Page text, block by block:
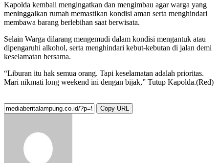
Kapolda kembali mengingatkan dan mengimbau agar warga yang
meninggalkan rumah memastikan kondisi aman serta menghindari
membawa barang berlebihan saat berwisata.
Selain Warga dilarang mengemudi dalam kondisi mengantuk atau
dipengaruhi alkohol, serta menghindari kebut-kebutan di jalan demi
keselamatan bersama.
“Liburan itu hak semua orang. Tapi keselamatan adalah prioritas.
Mari nikmati long weekend ini dengan bijak,” Tutup Kapolda.(Red)
Copy URL